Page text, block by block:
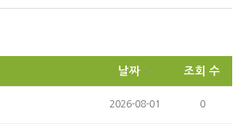
itte ce
날짜 조회 수
2026-08-01 0